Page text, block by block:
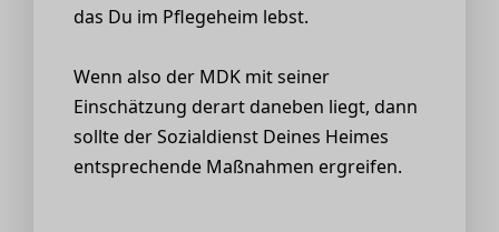
das Du im Pflegeheim lebst.
Wenn also der MDK mit seiner
Einschätzung derart daneben liegt, dann
sollte der Sozialdienst Deines Heimes
entsprechende Maßnahmen ergreifen.